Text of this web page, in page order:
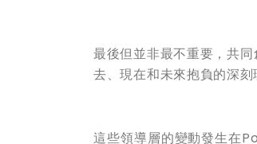
最後但並非最不重要，共
去、現在和未來抱負的深
這些領導層的變動發生在